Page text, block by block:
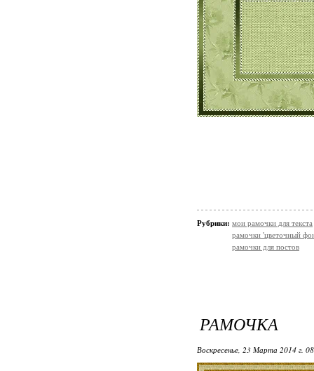
Рубрики: мои рамочки для текста
рамочки 'цветочный
рамочки для постов
РАМОЧКА
Воскресенье, 23 Марта 2014 г.